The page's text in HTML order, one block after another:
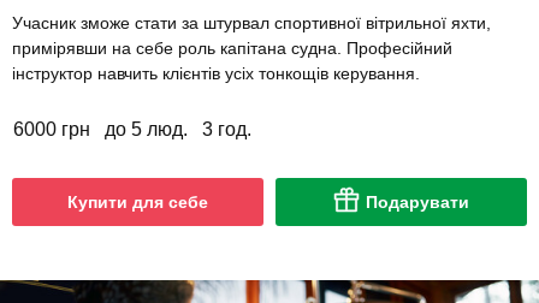
Учасник зможе стати за штурвал спортивної вітрильної яхти,
примірявши на себе роль капітана судна. Професійний
інструктор навчить клієнтів усіх тонкощів керування.
6000 грн до 5 люд. 3 год.
Купити для себе Подарувати